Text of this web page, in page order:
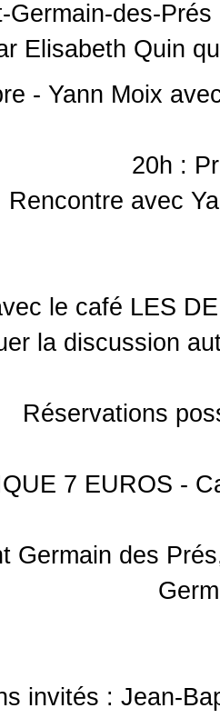
Germain-des-
Elisabeth Quin
- Yann Moix
20h :
Rencontre avec
le café LES
la discussion
Réservations
7 EUROS -
Germain des
invités : Jean-